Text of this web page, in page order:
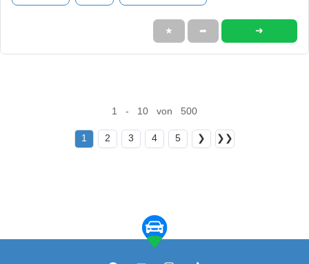
★ ➦ ➜
1 - 10 von 500
1 2 3 4 5 ❯ ❯❯